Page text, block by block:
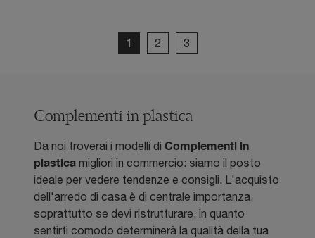
1 2 3
Complementi in plastica
Da noi troverai i modelli di Complementi in
plastica migliori in commercio: siamo il posto
ideale per vedere tendenze e consigli. L'acquisto
dell'arredo di casa è di centrale importanza,
soprattutto se devi ristrutturare, in quanto
sentirti comodo determinerà la qualità della tua